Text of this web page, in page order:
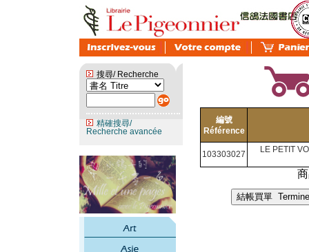
搜尋/ Recherche
精確搜尋/
Recherche avancée
編號
Référence
103303027 LE PETIT